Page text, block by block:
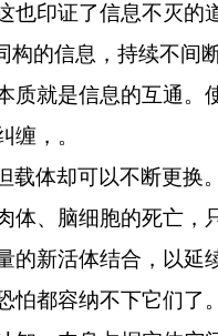
也印证了信息不灭
的信息，持续不间
质就是信息的互通。
缠，。
体却可以不断更换
体、脑细胞的死亡，
的新活体结合，以延
怕都容纳不下它们了